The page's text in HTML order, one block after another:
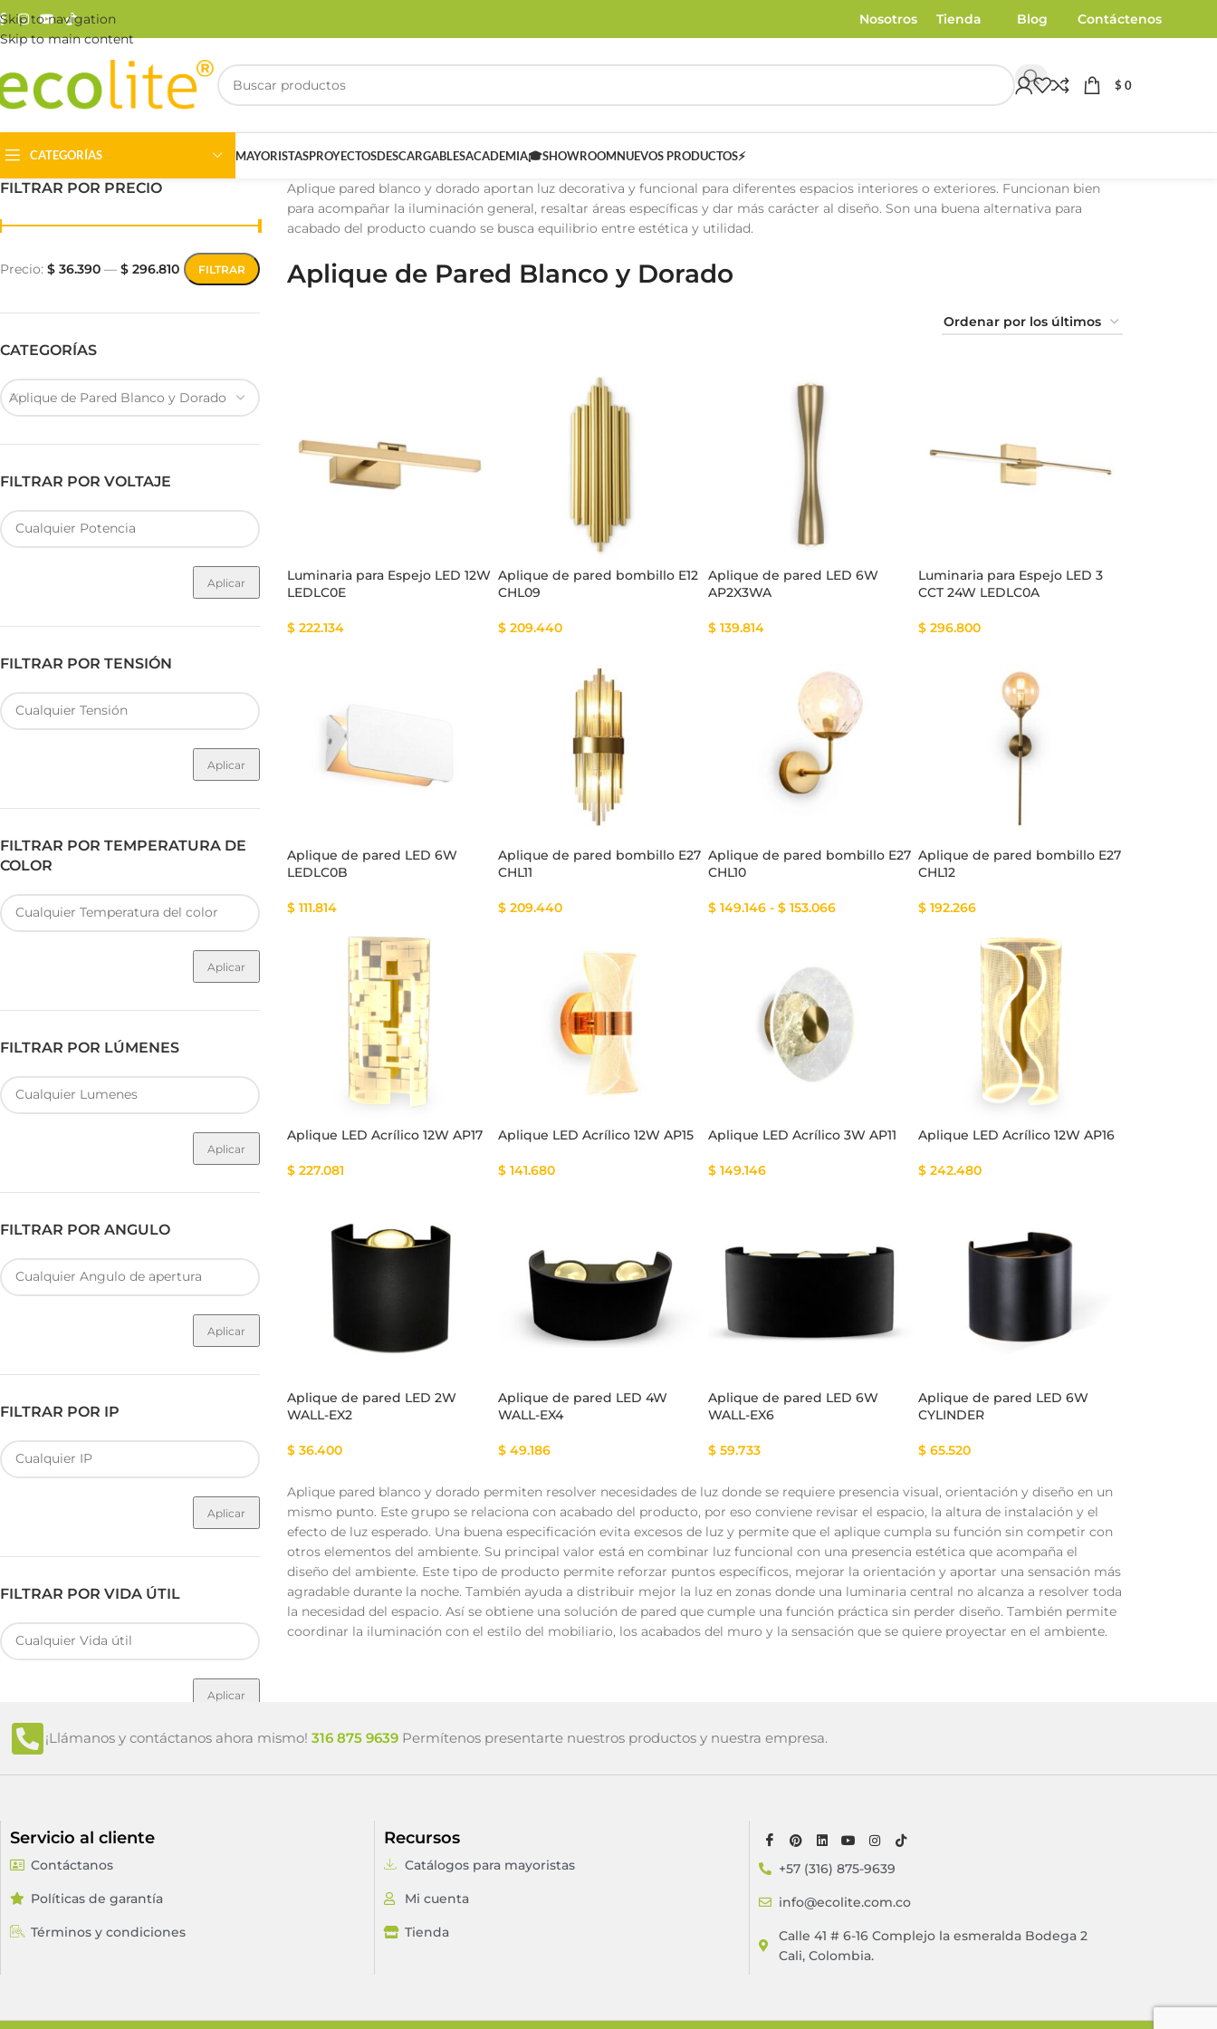
Skip to navigation
Skip to main content
Nosotros Tienda Blog Contáctenos
$ 0
CATEGORÍAS
Riel Magnético
Fuente de Poder SMART Cinta Multicolor
MAYORISTASPROYECTOSDESCARGABLESACADEMIA🎓SHOWROOMNUEVOS PRODUCTOS⚡
FILTRAR POR PRECIO
FILTRAR
Precio: $ 36.390 — $ 296.810
CATEGORÍAS
Aplique de Pared Blanco y Dorado
FILTRAR POR VOLTAJE
Aplicar
FILTRAR POR TENSIÓN
Aplicar
FILTRAR POR TEMPERATURA DE
COLOR
Aplicar
FILTRAR POR LÚMENES
Aplicar
FILTRAR POR ANGULO
Aplicar
FILTRAR POR IP
Aplicar
FILTRAR POR VIDA ÚTIL
Aplicar
Aplique pared blanco y dorado aportan luz decorativa y funcional para diferentes espacios interiores o exteriores. Funcionan bien
para acompañar la iluminación general, resaltar áreas específicas y dar más carácter al diseño. Son una buena alternativa para
acabado del producto cuando se busca equilibrio entre estética y utilidad.
Aplique de Pared Blanco y Dorado
Luminaria para Espejo LED 12W
LEDLC0E
$ 222.134
Aplique de pared bombillo E12
CHL09
$209.440
Aplique de pared LED 6W
AP2X3WA
$139.814
Luminaria para Espejo LED 3
CCT 24W LEDLC0A
$296.800
Aplique de pared LED 6W
LEDLC0B
$ 111.814
Aplique de pared bombillo E27
CHL11
$209.440
Aplique de pared bombillo E27
CHL10
$149.146 - $153.066
Aplique de pared bombillo E27
CHL12
$192.266
Aplique LED Acrílico 12W AP17
$ 227.081
Aplique LED Acrílico 12W AP15
$141.680
Aplique LED Acrílico 3W AP11
$149.146
Aplique LED Acrílico 12W AP16
$242.480
Aplique de pared LED 2W
WALL-EX2
$ 36.400
Aplique de pared LED 4W
WALL-EX4
$49.186
Aplique de pared LED 6W
WALL-EX6
$59.733
Aplique de pared LED 6W
CYLINDER
$65.520
Aplique pared blanco y dorado permiten resolver necesidades de luz donde se requiere presencia visual, orientación y diseño en un
mismo punto. Este grupo se relaciona con acabado del producto, por eso conviene revisar el espacio, la altura de instalación y el
efecto de luz esperado. Una buena especificación evita excesos de luz y permite que el aplique cumpla su función sin competir con
otros elementos del ambiente. Su principal valor está en combinar luz funcional con una presencia estética que acompaña el
diseño del ambiente. Este tipo de producto permite reforzar puntos específicos, mejorar la orientación y aportar una sensación más
agradable durante la noche. También ayuda a distribuir mejor la luz en zonas donde una luminaria central no alcanza a resolver toda
la necesidad del espacio. Así se obtiene una solución de pared que cumple una función práctica sin perder diseño. También permite
coordinar la iluminación con el estilo del mobiliario, los acabados del muro y la sensación que se quiere proyectar en el ambiente.
¡Llámanos y contáctanos ahora mismo! 316 875 9639 Permítenos presentarte nuestros productos y nuestra empresa.
Servicio al cliente
Contáctanos
Políticas de garantía
Términos y condiciones
Recursos
Catálogos para mayoristas
Mi cuenta
Tienda
+57 (316) 875-9639
info@ecolite.com.co
Calle 41 # 6-16 Complejo la esmeralda Bodega 2
Cali, Colombia.